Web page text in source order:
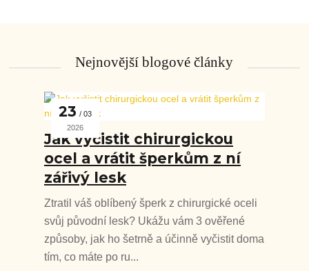
Nejnovější blogové články
23
03
2026
Jak vyčistit chirurgickou
ocel a vrátit šperkům z ní
zářivý lesk
Ztratil váš oblíbený šperk z chirurgické oceli
svůj původní lesk? Ukážu vám 3 ověřené
způsoby, jak ho šetrně a účinně vyčistit doma
tím, co máte po ru...